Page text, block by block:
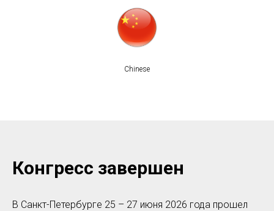
Chinese
Конгресс завершен
В Санкт-Петербурге 25 – 27 июня 2026 года прошел